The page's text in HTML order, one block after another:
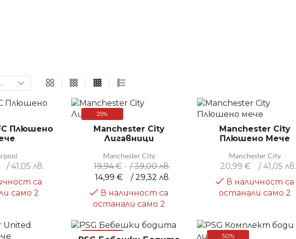
Плюшено
/ 41,05 лв.
са
само 2
25%
Manchester City
Лигавници
Manchester City
19,94€
/ 39,00 лв.
14,99€
/ 29,32 лв.
В наличност са
останали само 2
Manchester City
Плюшено Мече
Manchester City
20,99 €
/ 41,05 лв.
В наличност са
останали само 2
53% 50%